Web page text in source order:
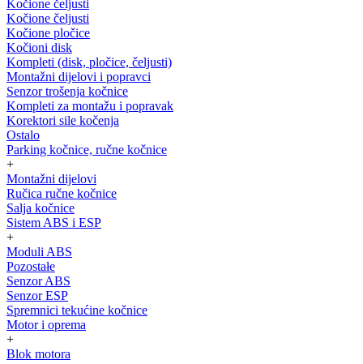
Kočione čeljusti
Kočione čeljusti
Kočione pločice
Kočioni disk
Kompleti (disk, pločice, čeljusti)
Montažni dijelovi i popravci
Senzor trošenja kočnice
Kompleti za montažu i popravak
Korektori sile kočenja
Ostalo
Parking kočnice, ručne kočnice
+
Montažni dijelovi
Ručica ručne kočnice
Salja kočnice
Sistem ABS i ESP
+
Moduli ABS
Pozostałe
Senzor ABS
Senzor ESP
Spremnici tekućine kočnice
Motor i oprema
+
Blok motora